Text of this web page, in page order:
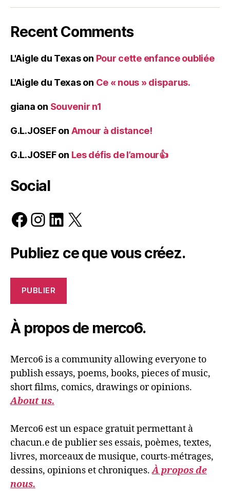
Recent Comments
L'Aigle du Texason Pour cette enfance oubliée
L'Aigle du Texason Ce « nous » disparus.
giana on Souvenir n1
G.L.JOSEFon Amour à distance!
G.L.JOSEFon Les défis de l’amour👍
Social
Facebook
Instagram
LinkedIn
X
Publiez ce que vous créez.
PUBLIER
À propos de merco6.
Merco6 is a community allowing everyone to
publish essays, poems, books, pieces of music,
short films, comics, drawings or opinions.
About us.
Merco6 est un espace gratuit permettant à
chacun.e de publier ses essais, poèmes, textes,
livres, morceaux de musique, courts-métrages,
dessins, opinions et chroniques.À propos de
nous.